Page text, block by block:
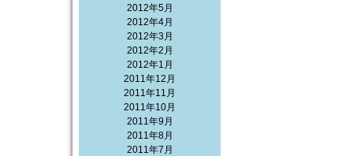
2012年5月
2012年4月
2012年3月
2012年2月
2012年1月
2011年12月
2011年11月
2011年10月
2011年9月
2011年8月
2011年7月